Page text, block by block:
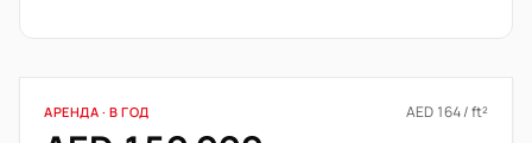
АРЕНДА · В ГОД AED 164 / ft²